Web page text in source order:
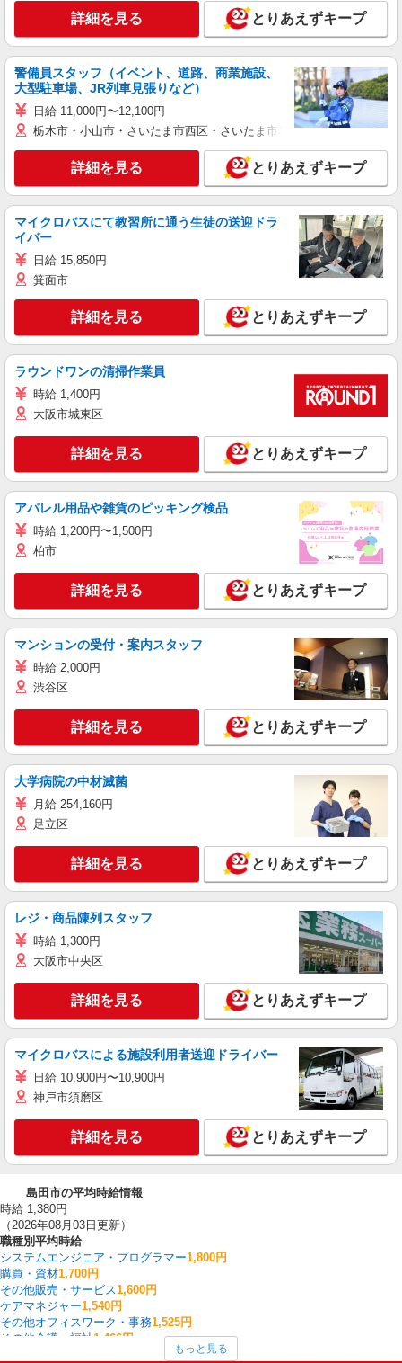
詳細を見る とりあえずキープ
警備員スタッフ（イベント、道路、商業施設、
大型駐車場、JR列車見張りなど）
日給 11,000円〜12,100円
栃木市・小山市・さいたま市西区・さいたま市岩槻区・久喜市・蓮田
詳細を見る とりあえずキープ
マイクロバスにて教習所に通う生徒の送迎ドラ
イバー
日給 15,850円
箕面市
詳細を見る とりあえずキープ
ラウンドワンの清掃作業員
時給 1,400円
大阪市城東区
詳細を見る とりあえずキープ
アパレル用品や雑貨のピッキング検品
時給 1,200円〜1,500円
柏市
詳細を見る とりあえずキープ
マンションの受付・案内スタッフ
時給 2,000円
渋谷区
詳細を見る とりあえずキープ
大学病院の中材滅菌
月給 254,160円
足立区
詳細を見る とりあえずキープ
レジ・商品陳列スタッフ
時給 1,300円
大阪市中央区
詳細を見る とりあえずキープ
マイクロバスによる施設利用者送迎ドライバー
日給 10,900円〜10,900円
神戸市須磨区
詳細を見る とりあえずキープ
島田市の平均時給情報
時給 1,380円
（2026年08月03日更新）
職種別平均時給
システムエンジニア・プログラマー1,800円
購買・資材1,700円
その他販売・サービス1,600円
ケアマネジャー1,540円
その他オフィスワーク・事務1,525円
その他介護・福祉 1,466円
もっと見る